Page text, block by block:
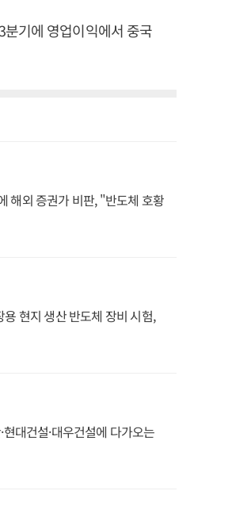
기에 영업이익에서 중국
해외 증권가 비판, "반도체 호황
현지 생산 반도체 장비 시험,
대건설·대우건설에 다가오는